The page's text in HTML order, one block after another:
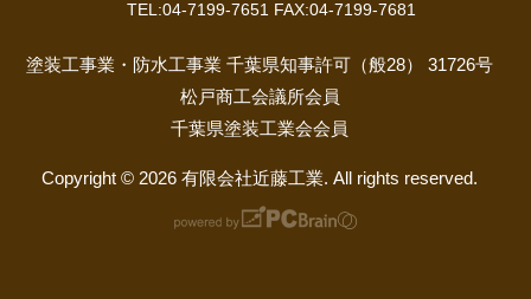
TEL:04-7199-7651 FAX:04-7199-7681
塗装工事業・防水工事業 千葉県知事許可（般28） 31726号
松戸商工会議所会員
千葉県塗装工業会会員
Copyright © 2026 有限会社近藤工業. All rights reserved.